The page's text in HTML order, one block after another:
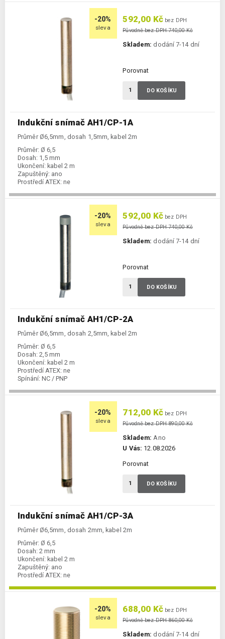
-20%
sleva
Indukční snímač AH1/CP-1A
Průměr Ø6,5mm, dosah 1,5mm, kabel 2m
Průměr: Ø 6,5
Dosah: 1,5 mm
Ukončení: kabel 2 m
Zapuštěný: ano
Prostředí ATEX: ne
592,00 Kč bez DPH
Původně bez DPH 740,00 Kč
Skladem: dodání 7-14 dní
Porovnat
DO KOŠÍKU
-20%
sleva
Indukční snímač AH1/CP-2A
Průměr Ø6,5mm, dosah 2,5mm, kabel 2m
Průměr: Ø 6,5
Dosah: 2,5 mm
Ukončení: kabel 2 m
Prostředí ATEX: ne
Spínání: NC / PNP
592,00 Kč bez DPH
Původně bez DPH 740,00 Kč
Skladem: dodání 7-14 dní
Porovnat
DO KOŠÍKU
-20%
sleva
Indukční snímač AH1/CP-3A
Průměr Ø6,5mm, dosah 2mm, kabel 2m
Průměr: Ø 6,5
Dosah: 2 mm
Ukončení: kabel 2 m
Zapuštěný: ano
Prostředí ATEX: ne
712,00 Kč bez DPH
Původně bez DPH 890,00 Kč
Skladem: Ano
U Vás: 12.08.2026
Porovnat
DO KOŠÍKU
-20%
sleva
688,00 Kč bez DPH
Původně bez DPH 860,00 Kč
Skladem: dodání 7-14 dní